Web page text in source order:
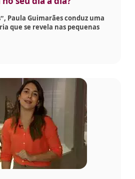
Paula Guimarães conduz uma
que se revela nas pequenas